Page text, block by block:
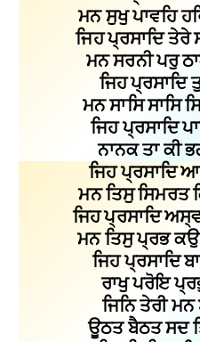
ਮਨ ਸੁਖੁ ਪਾਵਹਿ
ਜਿਹ ਪ੍ਰਸਾਦਿ
ਮਨ ਸਰਨੀ ਪਰੁ
ਜਿਹ ਪ੍ਰਸਾਦਿ
ਮਨ ਸਾਸਿ ਸਾਸਿ
ਜਿਹ ਪ੍ਰਸਾਦਿ
ਨਾਨਕ ਤਾ ਕੀ
ਜਿਹ ਪ੍ਰਸਾਦਿ
ਮਨ ਤਿਸੁ ਸਿਮਰਤ
ਜਿਹ ਪ੍ਰਸਾਦਿ
ਮਨ ਤਿਸੁ ਪ੍ਰਭ ਕਉ
ਜਿਹ ਪ੍ਰਸਾਦਿ
ਰਾਖੁ ਪਰੋਇ
ਜਿਨਿ ਤੇਰੀ
ਊਠਤ ਬੈਠਤ ਸਦ